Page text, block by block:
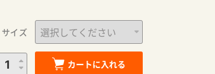
イズ
カートに入れる